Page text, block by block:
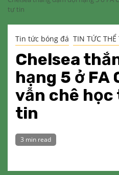
tự tin
Tin tức bóng đá TIN TỨC THỂ
Chelsea
hạng 5 ở FA
vẫn chê
tin
3 min read